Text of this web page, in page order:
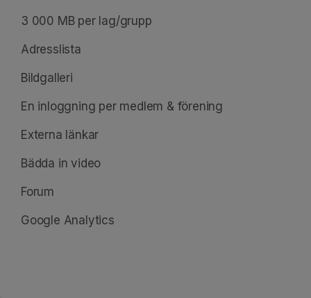
3 000 MB per lag/grupp
Adresslista
Bildgalleri
En inloggning per medlem & förening
Externa länkar
Bädda in video
Forum
Google Analytics